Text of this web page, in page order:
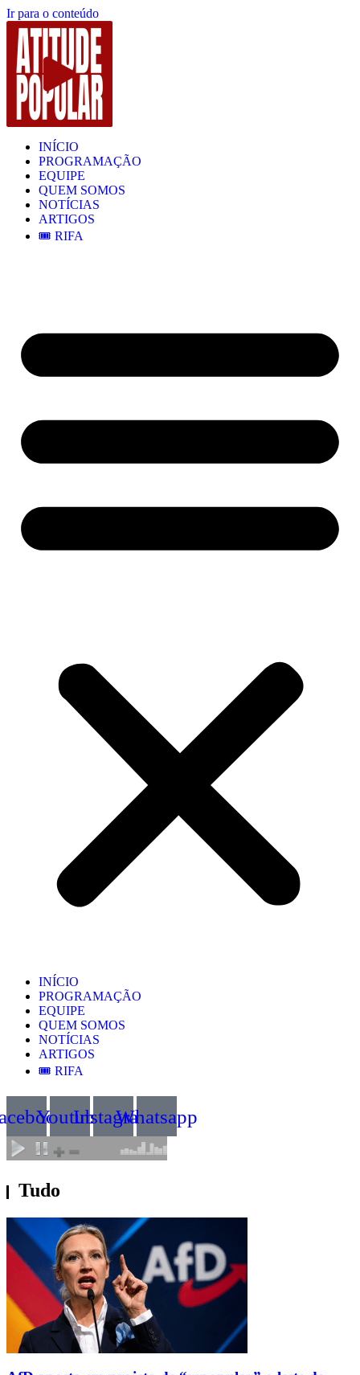
Ir para o conteúdo
INÍCIO
PROGRAMAÇÃO
EQUIPE
QUEM SOMOS
NOTÍCIAS
ARTIGOS
🎟️ RIFA
INÍCIO
PROGRAMAÇÃO
EQUIPE
QUEM SOMOS
NOTÍCIAS
ARTIGOS
🎟️ RIFA
YoutubeInstagramWhatsapp
Tudo